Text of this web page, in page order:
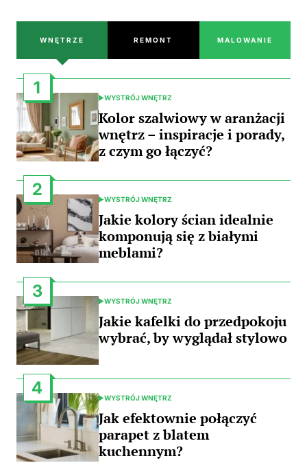
WNĘTRZE REMONT MALOWANIE
1
POSTED
IN
WYSTRÓJ WNĘTRZ
Kolor szalwiowy w aranżacji
wnętrz – inspiracje i porady,
z czym go łączyć?
2
POSTED
IN
WYSTRÓJ WNĘTRZ
Jakie kolory ścian idealnie
komponują się z białymi
meblami?
3
POSTED
IN
WYSTRÓJ WNĘTRZ
Jakie kafelki do przedpokoju
wybrać, by wyglądał stylowo
4
POSTED
IN
WYSTRÓJ WNĘTRZ
Jak efektownie połączyć
parapet z blatem
kuchennym?